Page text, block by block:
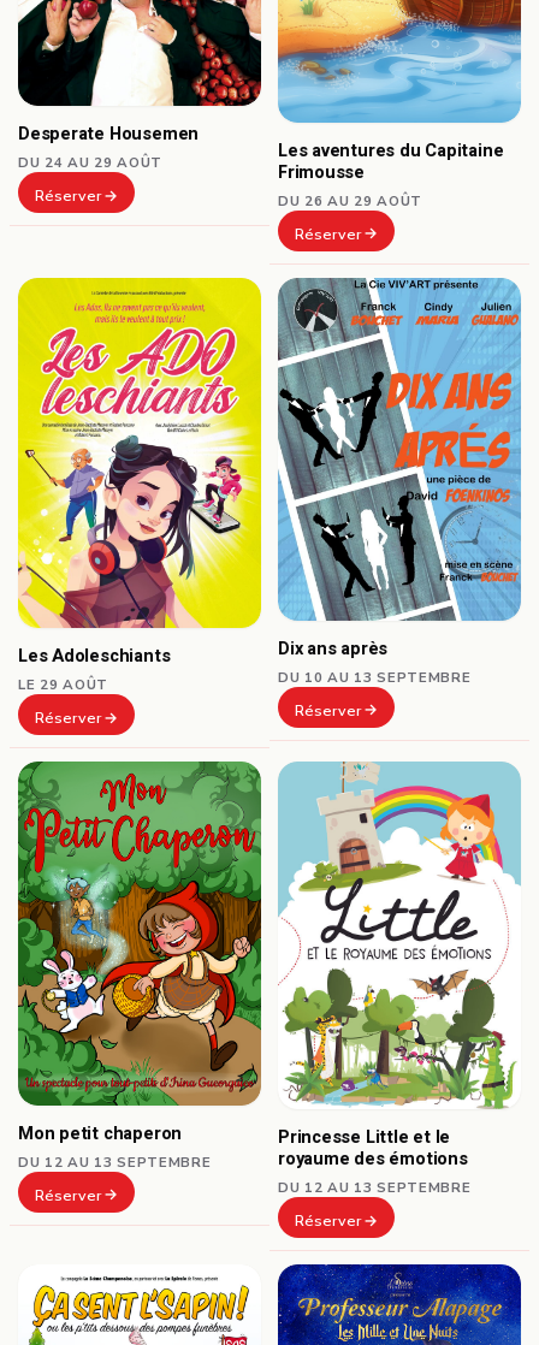
Desperate Housemen
DU 24 AU 29 AOÛT
Réserver
Les aventures du Capitaine
Frimousse
DU 26 AU 29 AOÛT
Réserver
Les Adoleschiants
LE 29 AOÛT
Réserver
Dix ans après
DU 10 AU 13 SEPTEMBRE
Réserver
Mon petit chaperon
DU 12 AU 13 SEPTEMBRE
Réserver
Princesse Little et le
royaume des émotions
DU 12 AU 13 SEPTEMBRE
Réserver